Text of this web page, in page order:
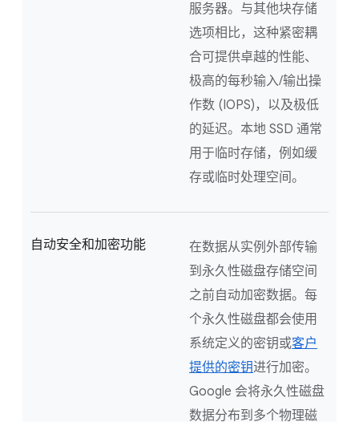
服务器。与其他块存储
选项相比，这种紧密耦
合可提供卓越的性能、
极高的每秒输入/输出操
作数 (IOPS)，以及极低
的延迟。本地 SSD 通常
用于临时存储，例如缓
存或临时处理空间。
自动安全和加密功能
在数据从实例外部传输
到永久性磁盘存储空间
之前自动加密数据。每
个永久性磁盘都会使用
系统定义的密钥或客户
提供的密钥进行加密。
Google 会将永久性磁盘
数据分布到多个物理磁